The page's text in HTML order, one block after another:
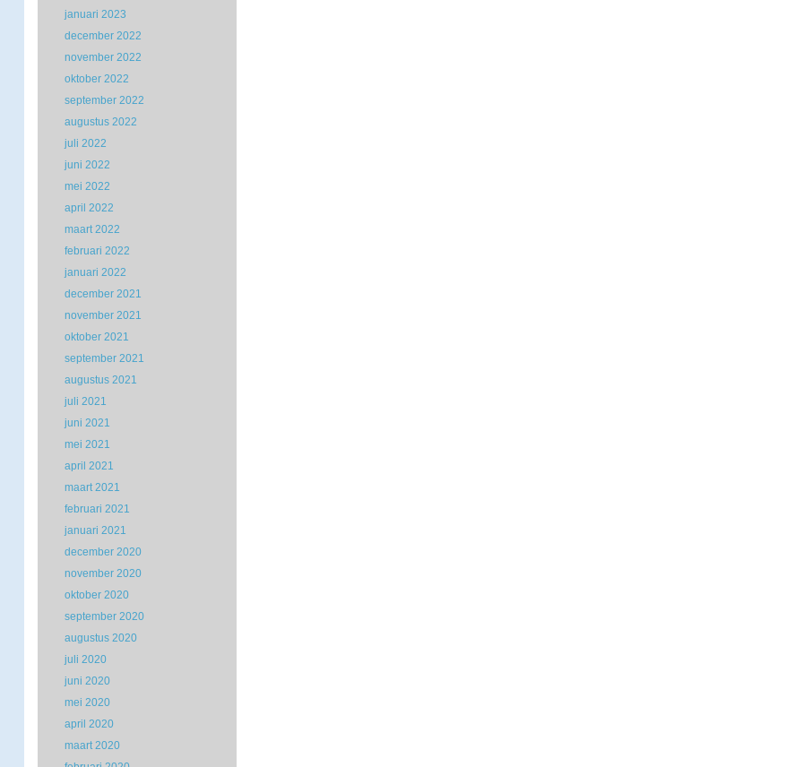
januari 2023
december 2022
november 2022
oktober 2022
september 2022
augustus 2022
juli 2022
juni 2022
mei 2022
april 2022
maart 2022
februari 2022
januari 2022
december 2021
november 2021
oktober 2021
september 2021
augustus 2021
juli 2021
juni 2021
mei 2021
april 2021
maart 2021
februari 2021
januari 2021
december 2020
november 2020
oktober 2020
september 2020
augustus 2020
juli 2020
juni 2020
mei 2020
april 2020
maart 2020